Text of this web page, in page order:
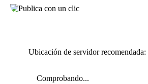
Ubicación de servidor recomendada:
Comprobando...